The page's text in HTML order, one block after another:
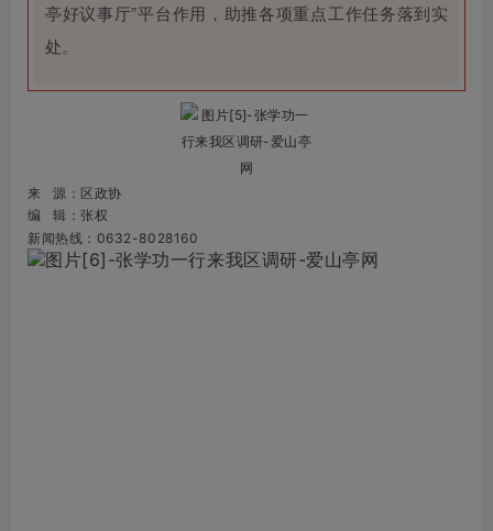
亭好议事厅”平台作用，助推各项重点工作任务落到实
处。
来 源：区政协
编 辑：张权
新闻热线：0632-8028160